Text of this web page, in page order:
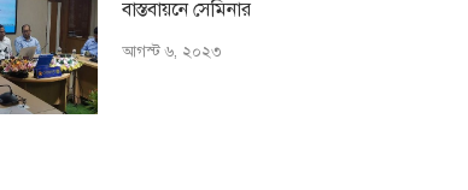
বাস্তবায়নে সেমিনার
আগস্ট ৬, ২০২৩